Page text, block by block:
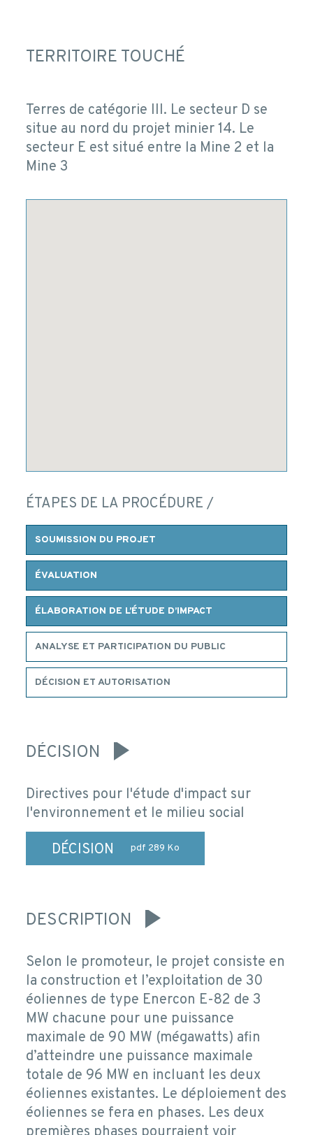
TERRITOIRE TOUCHÉ
Terres de catégorie III. Le secteur D se
situe au nord du projet minier 14. Le
secteur E est situé entre la Mine 2 et la
Mine 3
ÉTAPES DE LA PROCÉDURE /
SOUMISSION DU PROJET
ÉVALUATION
ÉLABORATION DE L’ÉTUDE D’IMPACT
ANALYSE ET PARTICIPATION DU PUBLIC
DÉCISION ET AUTORISATION
DÉCISION
Directives pour l'étude d'impact sur
l'environnement et le milieu social
DÉCISION
pdf 289 Ko
DESCRIPTION
Selon le promoteur, le projet consiste en
la construction et l’exploitation de 30
éoliennes de type Enercon E-82 de 3
MW chacune pour une puissance
maximale de 90 MW (mégawatts) afin
d’atteindre une puissance maximale
totale de 96 MW en incluant les deux
éoliennes existantes. Le déploiement des
éoliennes se fera en phases. Les deux